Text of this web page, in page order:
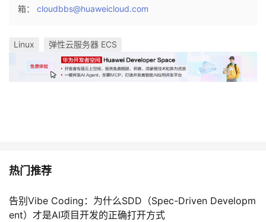
箱： cloudbbs@huaweicloud.com
Linux 弹性云服务器 ECS
热门推荐
告别Vibe Coding：为什么SDD（Spec-Driven Developm
ent）才是AI项目开发的正确打开方式